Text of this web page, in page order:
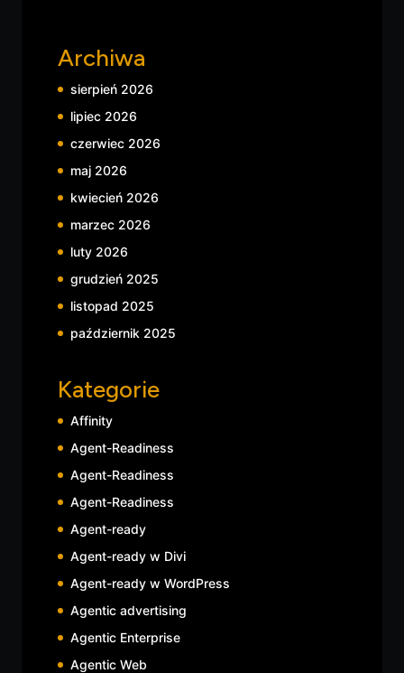
Archiwa
sierpień 2026
lipiec 2026
czerwiec 2026
maj 2026
kwiecień 2026
marzec 2026
luty 2026
grudzień 2025
listopad 2025
październik 2025
Kategorie
Affinity
Agent-Readiness
Agent-Readiness
Agent-Readiness
Agent-ready
Agent-ready w Divi
Agent-ready w WordPress
Agentic advertising
Agentic Enterprise
Agentic Web